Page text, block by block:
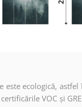
este ecologică,
VOC și